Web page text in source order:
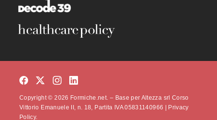
Copyright © 2026 Formiche.net. – Base per Altezza srl Corso
Vittorio Emanuele II, n. 18, Partita IVA 05831140966 |
Privacy
Policy.